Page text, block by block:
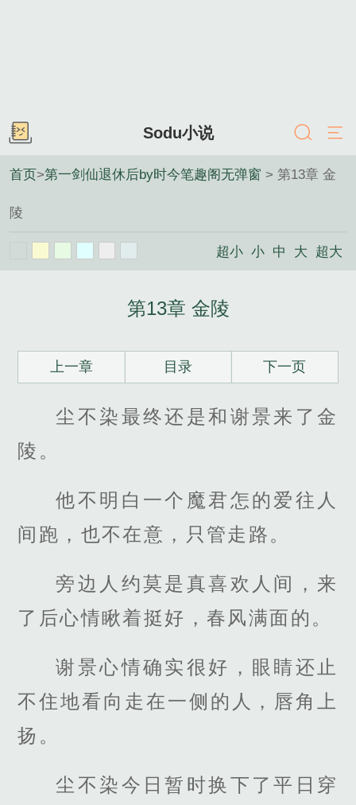
Sodu小说
首页>第一剑仙退休后by时今笔趣阁无弹窗 > 第13章 金
陵
超小 小 中 大 超大
第13章 金陵
上一章 目录 下一页
尘不染最终还是和谢景来了金
陵。
他不明白一个魔君怎的爱往人
间跑，也不在意，只管走路。
旁边人约莫是真喜欢人间，来
了后心情瞅着挺好，春风满面的。
谢景心情确实很好，眼睛还止
不住地看向走在一侧的人，唇角上
扬。
尘不染今日暂时换下了平日穿